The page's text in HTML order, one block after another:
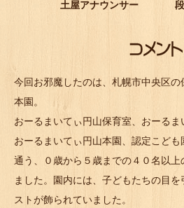
土屋アナウンサー
今回お邪魔したのは、札幌市中央区
本園。
おーるまいてぃ円山保育室、おーる
おーるまいてぃ円山本園、認定こど
通う、０歳から５歳までの４０名以
ました。園内には、子どもたちの目
ストが飾られていました。